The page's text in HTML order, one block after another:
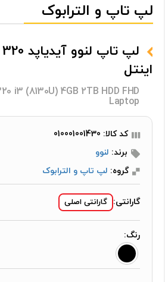
لپ تاپ و الترابوک
اینتل
i3 (8130U) 4GB 2TB HDD FHD
Laptop
کد کالا: 010001001430
برند: لنوو
گروه: لپ تاپ و الترابوک
گارانتی: گارانتی اصلی
رنگ: